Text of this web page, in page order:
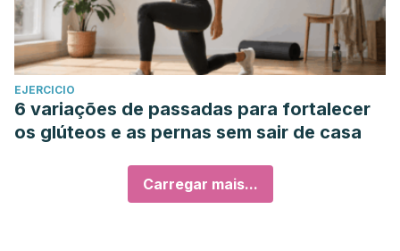
EJERCICIO
6 variações de passadas para fortalecer
os glúteos e as pernas sem sair de casa
Carregar mais...